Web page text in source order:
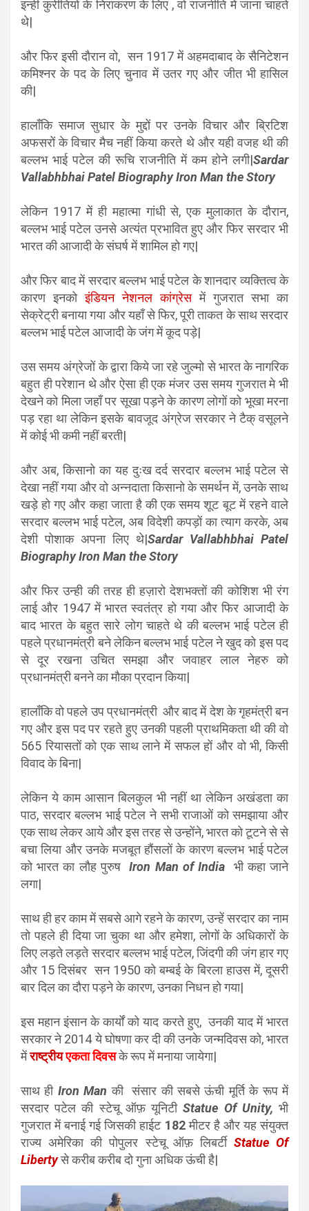
इन्ही कुरीतियों के निराकरण के लिए , वो राजनीति में जाना चाहते
थे|
और फिर इसी दौरान वो, सन 1917 में अहमदाबाद के सैनिटेशन
कमिश्नर के पद के लिए चुनाव में उतर गए और जीत भी हासिल
की|
हालाँकि समाज सुधार के मुद्दों पर उनके विचार और ब्रिटिश
अफसरों के विचार मैच नहीं किया करते थे और यही वजह थी की
बल्लभ भाई पटेल की रूचि राजनीति में कम होने लगी|Sardar
Vallabhbhai Patel Biography Iron Man the Story
लेकिन 1917 में ही महात्मा गांधी से, एक मुलाकात के दौरान,
बल्लभ भाई पटेल उनसे अत्यंत प्रभावित हुए और फिर सरदार भी
भारत की आजादी के संघर्ष में शामिल हो गए|
और फिर बाद में सरदार बल्लभ भाई पटेल के शानदार व्यक्तित्व के
कारण इनकोइंडियन नेशनल कांग्रेसमें गुजरात सभा का
सेक्रेट्री बनाया गया और यहाँ से फिर, पूरी ताकत के साथ सरदार
बल्लभ भाई पटेल आजादी के जंग में कूद पड़े|
उस समय अंग्रेजों के द्वारा किये जा रहे जुल्मो से भारत के नागरिक
बहुत ही परेशान थे और ऐसा ही एक मंजर उस समय गुजरात मे भी
देखने को मिला जहाँ पर सूखा पड़ने के कारण लोगों को भूखा मरना
पड़ रहा था लेकिन इसके बावजूद अंग्रेज सरकार ने टैक् वसूलने
में कोई भी कमी नहीं बरती|
और अब, किसानो का यह दुःख दर्द सरदार बल्लभ भाई पटेल से
देखा नहीं गया और वो अन्नदाता किसानो के समर्थन में, उनके साथ
खड़े हो गए और कहा जाता है की एक समय शूट बूट में रहने वाले
सरदार बल्लभ भाई पटेल, अब विदेशी कपड़ों का त्याग करके, अब
देशी पोशाक अपना लिए थे|Sardar Vallabhbhai Patel
Biography Iron Man the Story
और फिर उन्ही की तरह ही हज़ारो देशभक्तों की कोशिश भी रंग
लाई और 1947 में भारत स्वतंत्र हो गया और फिर आजादी के
बाद भारत के बहुत सारे लोग चाहते थे की बल्लभ भाई पटेल ही
पहले प्रधानमंत्री बने लेकिन बल्लभ भाई पटेल ने खुद को इस पद
से दूर रखना उचित समझा और जवाहर लाल नेहरु को
प्रधानमंत्री बनने का मौका प्रदान किया|
हालाँकि वो पहले उप प्रधानमंत्री और बाद में देश के गृहमंत्री बन
गए और इस पद पर रहते हुए उनकी पहली प्राथमिकता थी की वो
565 रियासतों को एक साथ लाने में सफल हों और वो भी, किसी
विवाद के बिना|
लेकिन ये काम आसान बिलकुल भी नहीं था लेकिन अखंडता का
पाठ, सरदार बल्लभ भाई पटेल ने सभी राजाओं को समझाया और
एक साथ लेकर आये और इस तरह से उन्होंने, भारत को टूटने से से
बचा लिया और उनके मजबूत हौंसलों के कारण बल्लभ भाई पटेल
को भारत का लौह पुरुष Iron Man of India
भी कहा जाने
लगा|
साथ ही हर काम में सबसे आगे रहने के कारण, उन्हें सरदार का नाम
तो पहले ही दिया जा चुका था और हमेशा, लोगों के अधिकारों के
लिए लड़ते लड़ते सरदार बल्लभ भाई पटेल, जिंदगी की जंग हार गए
और 15 दिसंबर सन 1950 को बम्बई के बिरला हाउस में, दूसरी
बार दिल का दौरा पड़ने के कारण, उनका निधन हो गया|
इस महान इंसान के कार्यों को याद करते हुए, उनकी याद में भारत
सरकार ने 2014 ये घोषणा कर दी की उनके जन्मदिवस को, भारत
मेंराष्ट्रीयएकता दिवसके रूप में मनाया जायेगा|
साथ ही Iron Manकी संसार की सबसे ऊंची मूर्ति के रूप में
सरदार पटेल की स्टेचू ऑफ़ यूनिटीStatue Of Unity, भी
गुजरात में बनाई गई जिसकी हाईट 182मीटर है और यह संयुक्त
राज्य अमेरिका की पोपुलर स्टेचू ऑफ़ लिबर्टी Statue Of
Libertyसे करीब करीब दो गुना अधिक ऊंची है|